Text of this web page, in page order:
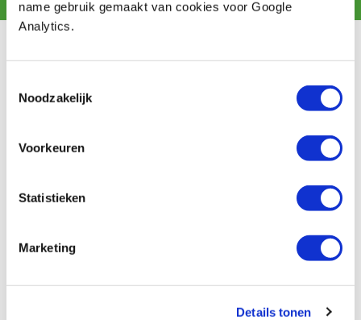
name gebruik gemaakt van cookies voor Google
Analytics.
Noodzakelijk
Voorkeuren
Statistieken
Marketing
Details tonen
Klantenservice
Bestellen & levering
Betaling
Garantie
Contact
Baptist Arnhem
Vacatures
NOEST